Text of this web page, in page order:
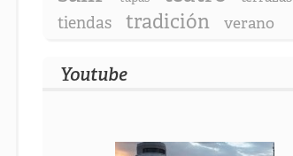
tiendas tradición verano
Youtube